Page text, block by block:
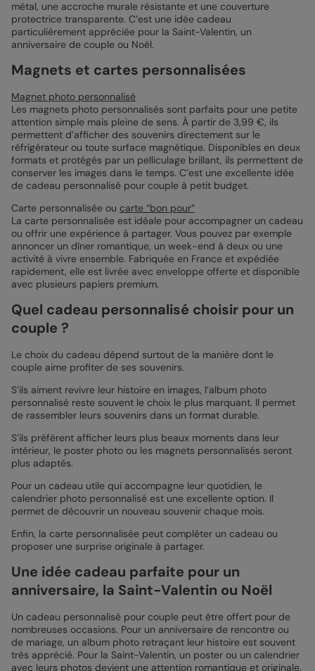
métal, une accroche murale résistante et une couverture
protectrice transparente. C’est une idée cadeau
particulièrement appréciée pour la Saint-Valentin, un
anniversaire de couple ou Noël.
Magnets et cartes personnalisées
Magnet photo personnalisé
Les magnets photo personnalisés sont parfaits pour une petite
attention simple mais pleine de sens. À partir de 3,99 €, ils
permettent d’afficher des souvenirs directement sur le
réfrigérateur ou toute surface magnétique. Disponibles en deux
formats et protégés par un pelliculage brillant, ils permettent de
conserver les images dans le temps. C’est une excellente idée
de cadeau personnalisé pour couple à petit budget.
Carte personnalisée ou carte “bon pour”
La carte personnalisée est idéale pour accompagner un cadeau
ou offrir une expérience à partager. Vous pouvez par exemple
annoncer un dîner romantique, un week-end à deux ou une
activité à vivre ensemble. Fabriquée en France et expédiée
rapidement, elle est livrée avec enveloppe offerte et disponible
avec plusieurs papiers premium.
Quel cadeau personnalisé choisir pour un
couple ?
Le choix du cadeau dépend surtout de la manière dont le
couple aime profiter de ses souvenirs.
S’ils aiment revivre leur histoire en images, l’album photo
personnalisé reste souvent le choix le plus marquant. Il permet
de rassembler leurs souvenirs dans un format durable.
S’ils préfèrent afficher leurs plus beaux moments dans leur
intérieur, le poster photo ou les magnets personnalisés seront
plus adaptés.
Pour un cadeau utile qui accompagne leur quotidien, le
calendrier photo personnalisé est une excellente option. Il
permet de découvrir un nouveau souvenir chaque mois.
Enfin, la carte personnalisée peut compléter un cadeau ou
proposer une surprise originale à partager.
Une idée cadeau parfaite pour un
anniversaire, la Saint-Valentin ou Noël
Un cadeau personnalisé pour couple peut être offert pour de
nombreuses occasions. Pour un anniversaire de rencontre ou
de mariage, un album photo retraçant leur histoire est souvent
très apprécié. Pour la Saint-Valentin, un poster ou un calendrier
avec leurs photos devient une attention romantique et originale.